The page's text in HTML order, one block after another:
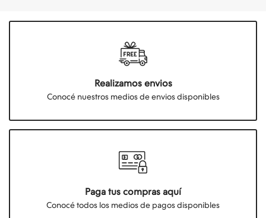
Realizamos envios
Conocé nuestros medios de envios disponibles
Paga tus compras aquí
Conocé todos los medios de pagos disponibles